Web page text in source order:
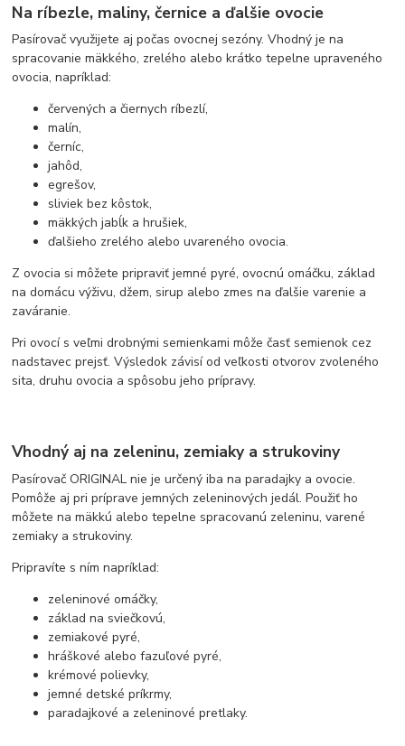
Na ríbezle, maliny, černice a ďalšie ovocie
Pasírovač využijete aj počas ovocnej sezóny. Vhodný je na
spracovanie mäkkého, zrelého alebo krátko tepelne upraveného
ovocia, napríklad:
červených a čiernych ríbezlí,
malín,
černíc,
jahôd,
egrešov,
sliviek bez kôstok,
mäkkých jabĺk a hrušiek,
ďalšieho zrelého alebo uvareného ovocia.
Z ovocia si môžete pripraviť jemné pyré, ovocnú omáčku, základ
na domácu výživu, džem, sirup alebo zmes na ďalšie varenie a
zaváranie.
Pri ovocí s veľmi drobnými semienkami môže časť semienok cez
nadstavec prejsť. Výsledok závisí od veľkosti otvorov zvoleného
sita, druhu ovocia a spôsobu jeho prípravy.
Vhodný aj na zeleninu, zemiaky a strukoviny
Pasírovač ORIGINAL nie je určený iba na paradajky a ovocie.
Pomôže aj pri príprave jemných zeleninových jedál. Použiť ho
môžete na mäkkú alebo tepelne spracovanú zeleninu, varené
zemiaky a strukoviny.
Pripravíte s ním napríklad:
zeleninové omáčky,
základ na sviečkovú,
zemiakové pyré,
hráškové alebo fazuľové pyré,
krémové polievky,
jemné detské príkrmy,
paradajkové a zeleninové pretlaky.